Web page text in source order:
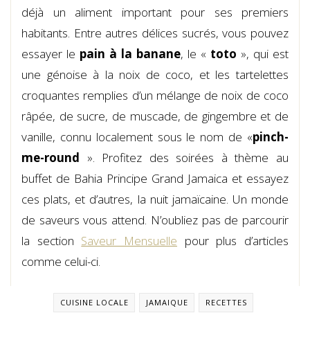
déjà un aliment important pour ses premiers
habitants. Entre autres délices sucrés, vous pouvez
essayer le pain à la banane, le « toto », qui est
une génoise à la noix de coco, et les tartelettes
croquantes remplies d’un mélange de noix de coco
râpée, de sucre, de muscade, de gingembre et de
vanille, connu localement sous le nom de «pinch-
me-round ». Profitez des soirées à thème au
buffet de Bahia Principe Grand Jamaica et essayez
ces plats, et d’autres, la nuit jamaïcaine. Un monde
de saveurs vous attend. N’oubliez pas de parcourir
la section Saveur Mensuelle pour plus d’articles
comme celui-ci.
CUISINE LOCALE JAMAIQUE RECETTES